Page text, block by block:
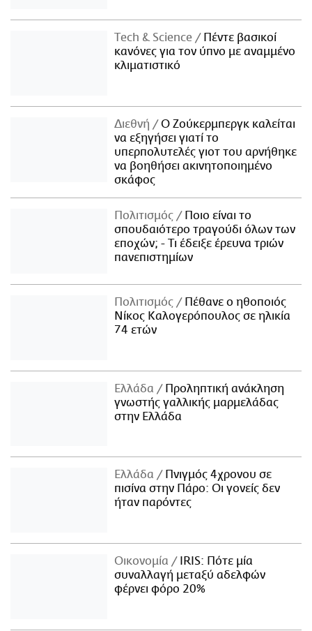
Τech & Science
Πέντε βασικοί
κανόνες για τον ύπνο με αναμμένο
κλιματιστικό
Διεθνή
Ο Ζούκερμπεργκ καλείται
να εξηγήσει γιατί το
υπερπολυτελές γιοτ του αρνήθηκε
να βοηθήσει ακινητοποιημένο
σκάφος
Πολιτισμός
Ποιο είναι το
σπουδαιότερο τραγούδι όλων των
εποχών; - Τι έδειξε έρευνα τριών
πανεπιστημίων
Πολιτισμός
Πέθανε ο ηθοποιός
Νίκος Καλογερόπουλος σε ηλικία
74 ετών
Ελλάδα
Προληπτική ανάκληση
γνωστής γαλλικής μαρμελάδας
στην Ελλάδα
Ελλάδα
Πνιγμός 4χρονου σε
πισίνα στην Πάρο: Οι γονείς δεν
ήταν παρόντες
Οικονομία
IRIS: Πότε μία
συναλλαγή μεταξύ αδελφών
φέρνει φόρο 20%